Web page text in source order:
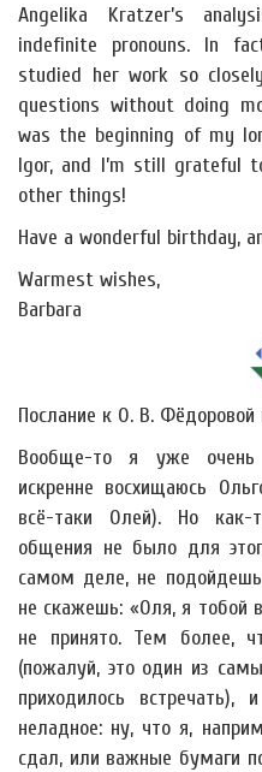
Angelika Kratzer’s
indefinite pronouns. In
studied her work so
questions without doing
was the beginning of my
Igor, and I’m still grateful
other things!
Have a wonderful birthday,
Warmest wishes,
Barbara
Послание к О. В. Фёдоровой
Вообще-то я уже очень
искренне восхищаюсь
всё-таки Олей). Но
общения не было для
самом деле, не
не скажешь: «Оля, я тобой
не принято. Тем более,
(пожалуй, это один из
приходилось встречать),
неладное: ну, что я,
сдал, или важные бумаги